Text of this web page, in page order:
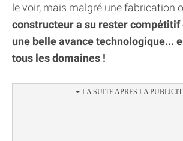
le voir, mais malgré une fabrication
constructeur a su rester compétitif
une belle avance technologique...
tous les domaines !